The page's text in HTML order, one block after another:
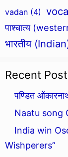
vadan (4)
पाश्चात्य
भारतीय
Recent
पण्डित
Naatu song
India win
Wishperers”